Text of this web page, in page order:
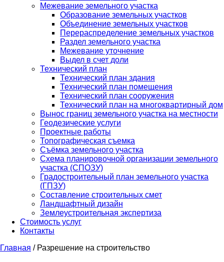
Межевание земельного участка
Образование земельных участков
Объединение земельных участков
Перераспределение земельных участков
Раздел земельного участка
Межевание уточнение
Выдел в счет доли
Технический план
Технический план здания
Технический план помещения
Технический план сооружения
Технический план на многоквартирный дом
Вынос границ земельного участка на местности
Геодезические услуги
Проектные работы
Топографическая съемка
Съёмка земельного участка
Схема планировочной организации земельного
участка (СПОЗУ)
Градостроительный план земельного участка
(ГПЗУ)
Составление строительных смет
Ландшафтный дизайн
Землеустроительная экспертиза
Стоимость услуг
Контакты
Главная / Разрешение на строительство